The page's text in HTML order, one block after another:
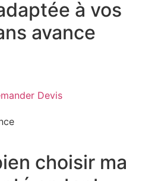
à vos
avance
Devis
choisir ma